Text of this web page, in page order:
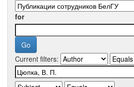
for
Current filters: